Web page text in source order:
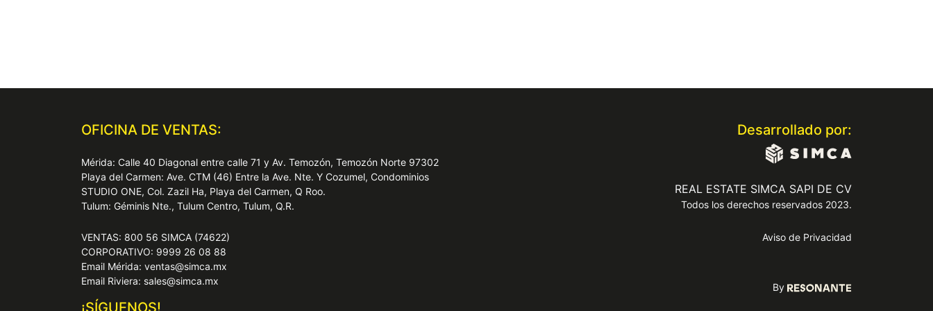
OFICINA DE VENTAS:
Mérida: Calle 40 Diagonal entre calle 71 y Av. Temozón, Temozón Norte 97302
Playa del Carmen: Ave. CTM (46) Entre la Ave. Nte. Y Cozumel, Condominios
STUDIO ONE, Col. Zazil Ha, Playa del Carmen, Q Roo.
Tulum: Géminis Nte., Tulum Centro, Tulum, Q.R.
VENTAS: 800 56 SIMCA (74622)
CORPORATIVO: 9999 26 08 88
Email Mérida: ventas@simca.mx
Email Riviera: sales@simca.mx
¡SÍGUENOS!
Desarrollado por:
REAL ESTATE SIMCA SAPI DE CV
Todos los derechos reservados 2023.
Aviso de Privacidad
By